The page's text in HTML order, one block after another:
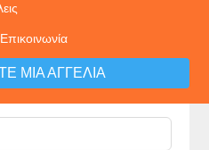
Επικοινωνία
ΜΙΑ ΑΓΓΕΛΊΑ